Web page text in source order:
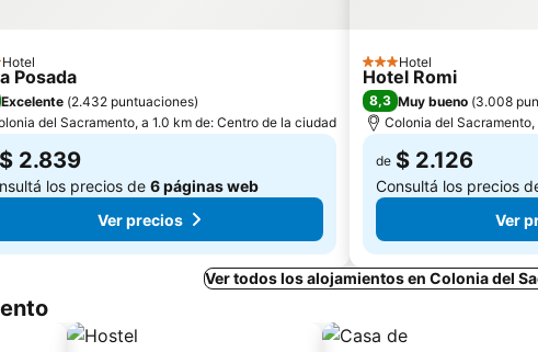
Hotel
Posada
Excelente (2.432 puntuaciones)
del Sacramento, a 1.0 km de: Centro de la ciudad
$ 2.839
los precios de 6 páginas web
Ver precios
3 Estrellas
Hotel
Hotel Romi
8,3 Muy bueno (3.008
Colonia del Sacramento,
de $ 2.126
Consultá los precios
Ver
Ver todos los alojamientos en Colonia del